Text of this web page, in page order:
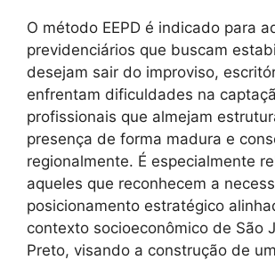
O método EEPD é indicado para
previdenciários que buscam
desejam sair do improviso,
enfrentam dificuldades na
profissionais que almejam
presença de forma madura e
regionalmente. É especialmente
aqueles que reconhecem a
posicionamento estratégico
contexto socioeconômico de São
Preto, visando a construção de